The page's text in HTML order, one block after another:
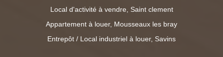
Local d'activité à vendre, Saint clement
Appartement à louer, Mousseaux les bray
Entrepôt / Local industriel à louer, Savins